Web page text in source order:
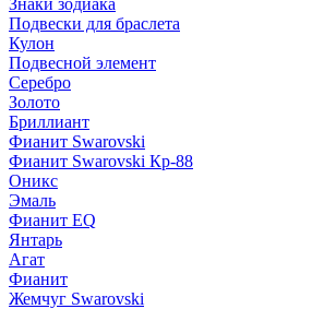
Знаки зодиака
Подвески для браслета
Кулон
Подвесной элемент
Серебро
Золото
Бриллиант
Фианит Swarovski
Фианит Swarovski Кр-88
Оникс
Эмаль
Фианит EQ
Янтарь
Агат
Фианит
Жемчуг Swarovski